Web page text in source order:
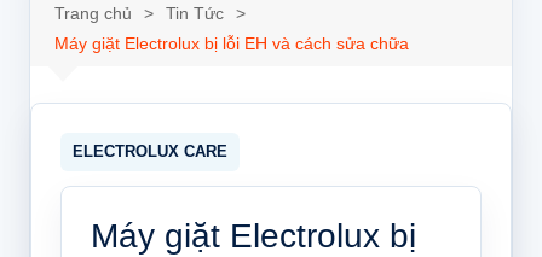
Trang chủ
Tin Tức
Máy giặt Electrolux bị lỗi EH và cách sửa chữa
Máy giặt Electrolux bị